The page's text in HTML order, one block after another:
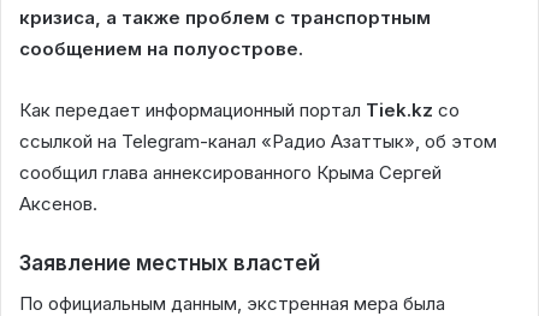
кризиса, а также проблем с транспортным
сообщением на полуострове.
Как передает информационный портал Tiek.kz со
ссылкой на Telegram-канал «Радио Азаттык», об этом
сообщил глава аннексированного Крыма Сергей
Аксенов.
Заявление местных властей
По официальным данным, экстренная мера была